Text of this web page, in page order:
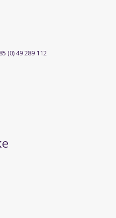
(0) 49 289 112